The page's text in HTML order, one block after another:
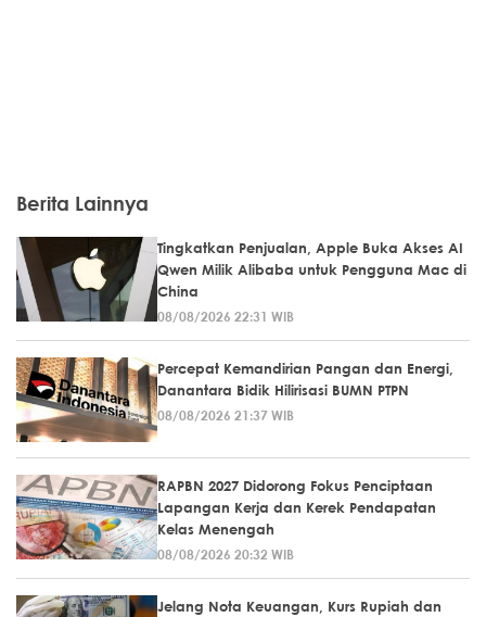
Berita Lainnya
Tingkatkan Penjualan, Apple Buka Akses AI
Qwen Milik Alibaba untuk Pengguna Mac di
China
08/08/2026 22:31 WIB
Percepat Kemandirian Pangan dan Energi,
Danantara Bidik Hilirisasi BUMN PTPN
08/08/2026 21:37 WIB
RAPBN 2027 Didorong Fokus Penciptaan
Lapangan Kerja dan Kerek Pendapatan
Kelas Menengah
08/08/2026 20:32 WIB
Jelang Nota Keuangan, Kurs Rupiah dan